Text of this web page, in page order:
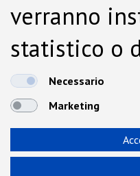
verranno
statistico o
dalla Cookie
Necessario
Marketing